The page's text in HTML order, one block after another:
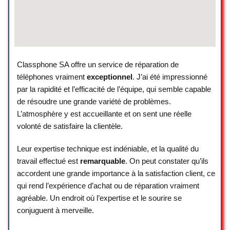
Classphone SA offre un service de réparation de
téléphones vraiment exceptionnel. J’ai été impressionné
par la rapidité et l’efficacité de l’équipe, qui semble capable
de résoudre une grande variété de problèmes.
L’atmosphère y est accueillante et on sent une réelle
volonté de satisfaire la clientèle.
Leur expertise technique est indéniable, et la qualité du
travail effectué est remarquable. On peut constater qu’ils
accordent une grande importance à la satisfaction client, ce
qui rend l’expérience d’achat ou de réparation vraiment
agréable. Un endroit où l’expertise et le sourire se
conjuguent à merveille.